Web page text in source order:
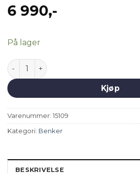
6 990,-
På lager
Vardø Benk 180 CM X- Ben antall
Kjøp
Varenummer: 15109
Kategori: Benker
BESKRIVELSE